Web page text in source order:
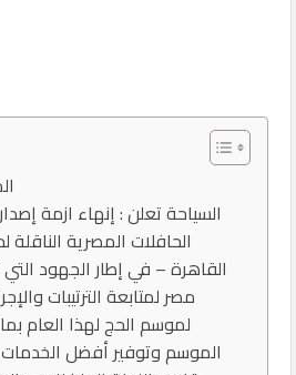
السياحة تعلن : إنهاء ازمة
الحافلات المصرية الناقلة
القاهرة – في إطار الجهود التي
مصر لمتابعة الترتيبات
لموسم الحج لهذا العام
الموسم وتوفير أفضل